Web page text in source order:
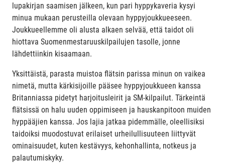
lupakirjan saamisen jälkeen, kun pari hyppykaveria kysyi
minua mukaan perusteilla olevaan hyppyjoukkueeseen.
Joukkueellemme oli alusta alkaen selvää, että taidot oli
hiottava Suomenmestaruuskilpailujen tasolle, jonne
lähdettiinkin kisaamaan.
Yksittäistä, parasta muistoa flätsin parissa minun on vaikea
nimetä, mutta kärkisijoille pääsee hyppyjoukkueen kanssa
Britanniassa pidetyt harjoitusleirit ja SM-kilpailut. Tärkeintä
flätsissä on halu uuden oppimiseen ja hauskanpitoon muiden
hyppääjien kanssa. Jos lajia jatkaa pidemmälle, oleellisiksi
taidoiksi muodostuvat erilaiset urheilullisuuteen liittyvät
ominaisuudet, kuten kestävyys, kehonhallinta, notkeus ja
palautumiskyky.